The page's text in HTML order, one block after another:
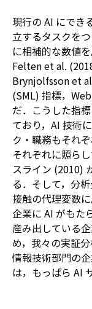
現行の AI にでき
立するタスクを
に相補的な数値
Felten et al.
Brynjolfsson et
(SML) 指標，
だ．こうした指
ており，AI 技術
ク・職務もそれ
それぞれに照ら
スライン (2010)
る．そして，分
接触の代理変数
企業に AI がもた
産み出している
め，我々の実証
情報技術部門の
は，もっぱら AI